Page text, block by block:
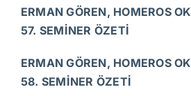
ERMAN GÖREN, HOMEROS
57. SEMİNER ÖZETİ
ERMAN GÖREN, HOMEROS
58. SEMİNER ÖZETİ